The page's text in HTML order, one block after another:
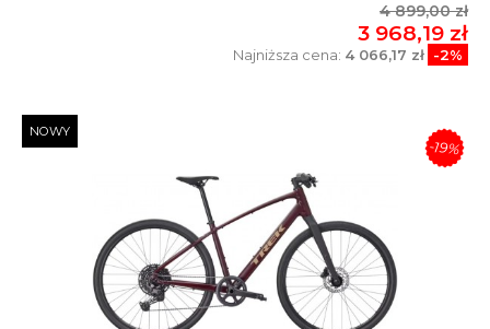
4 899,00 zł
3 968,19 zł
Najniższa cena: 4 066,17 zł -2%
NOWY
-19%